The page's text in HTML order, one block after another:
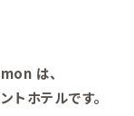
は、
トホテルです。